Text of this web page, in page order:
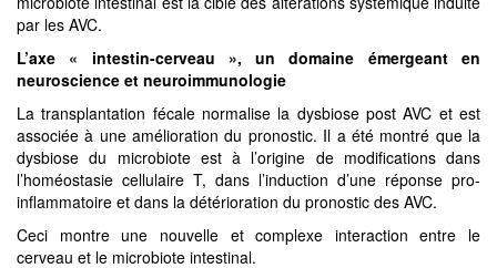
par les AVC.
L’axe « intestin-cerveau », un domaine émergeant en
neuroscience et neuroimmunologie
La transplantation fécale normalise la dysbiose post AVC et est
associée à une amélioration du pronostic. Il a été montré que la
dysbiose du microbiote est à l’origine de modifications dans
l’homéostasie cellulaire T, dans l’induction d’une réponse pro-
inflammatoire et dans la détérioration du pronostic des AVC.
Ceci montre une nouvelle et complexe interaction entre le
cerveau et le microbiote intestinal.